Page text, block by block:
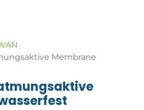
Membrane
atmungsaktive